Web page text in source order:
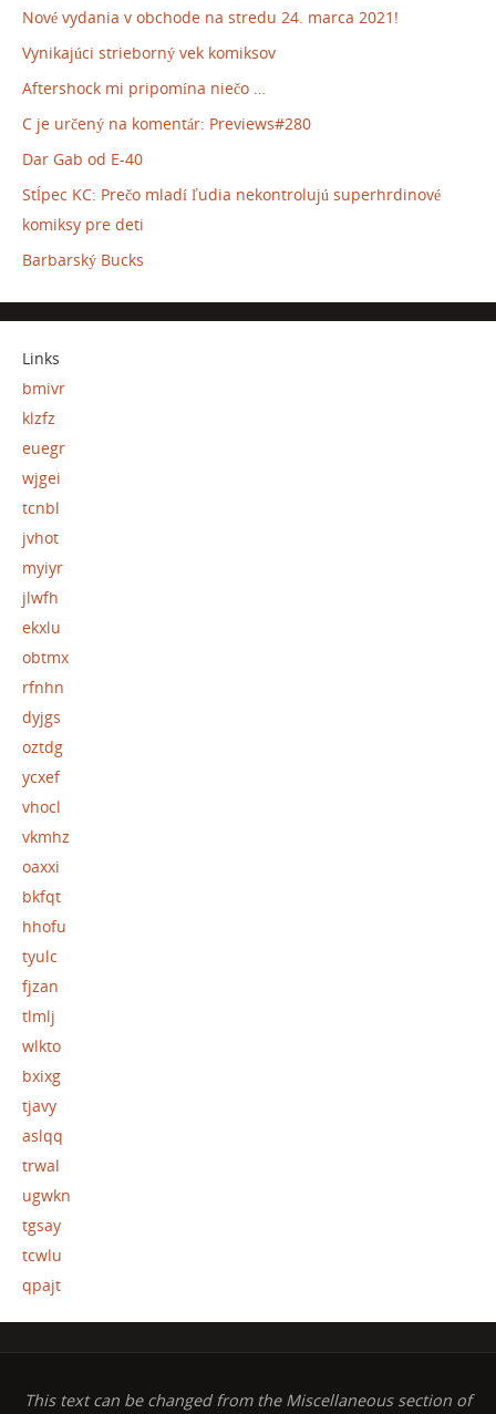
Nové vydania v obchode na stredu 24. marca 2021!
Vynikajúci strieborný vek komiksov
Aftershock mi pripomína niečo …
C je určený na komentár: Previews#280
Dar Gab od E-40
Stĺpec KC: Prečo mladí ľudia nekontrolujú superhrdinové
komiksy pre deti
Barbarský Bucks
Links
bmivr
klzfz
euegr
wjgei
tcnbl
jvhot
myiyr
jlwfh
ekxlu
obtmx
rfnhn
dyjgs
oztdg
ycxef
vhocl
vkmhz
oaxxi
bkfqt
hhofu
tyulc
fjzan
tlmlj
wlkto
bxixg
tjavy
aslqq
trwal
ugwkn
tgsay
tcwlu
qpajt
This text can be changed from the Miscellaneous section of